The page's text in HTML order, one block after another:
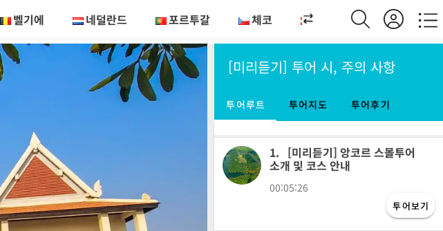
벨기에 네덜란드 포르투갈 체코 오스트리아 헝가리
[미리듣기] 투어 시, 주의 사항
투어루트 투어지도 투어후기
1. [미리듣기] 앙코르 스몰투어
소개 및 코스 안내
00:05:26
투어보기